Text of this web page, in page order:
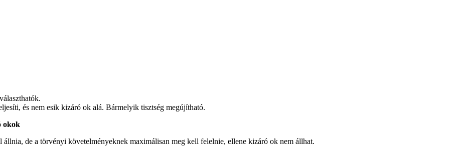
és nem esik kizáró ok alá. Bármelyik tisztség megújítható.
okok
de a törvényi követelményeknek maximálisan meg kell felelnie, ellene kizáró ok nem állhat.